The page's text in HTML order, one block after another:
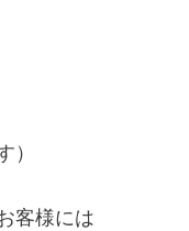
）
客様には